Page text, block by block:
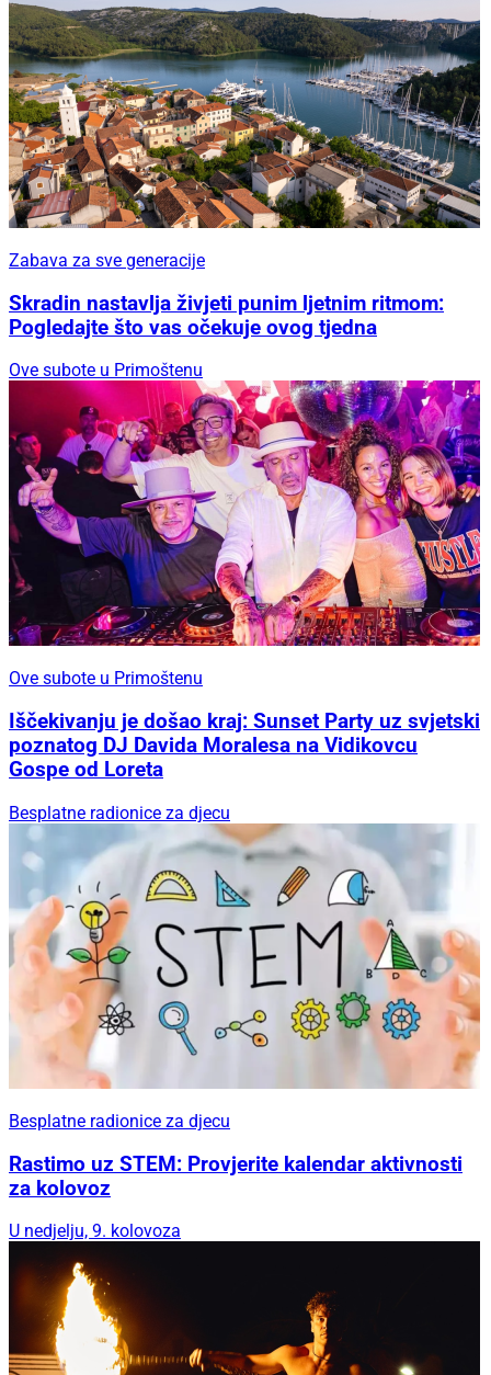
Zabava za sve generacije
Skradin nastavlja živjeti punim ljetnim ritmom:
Pogledajte što vas očekuje ovog tjedna
Ove subote u Primoštenu
Ove subote u Primoštenu
Iščekivanju je došao kraj: Sunset Party uz svjetski
poznatog DJ Davida Moralesa na Vidikovcu
Gospe od Loreta
Besplatne radionice za djecu
Besplatne radionice za djecu
Rastimo uz STEM: Provjerite kalendar aktivnosti
za kolovoz
U nedjelju, 9. kolovoza